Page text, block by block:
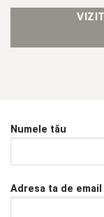
Numele tău
Adresa ta de email